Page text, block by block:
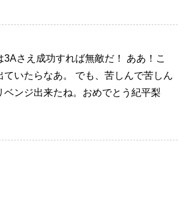
さえ成功すれば無敵だ！
ああ！こ
いたらなあ。
でも、苦しんで苦しん
ベンジ出来たね。おめでとう紀平梨